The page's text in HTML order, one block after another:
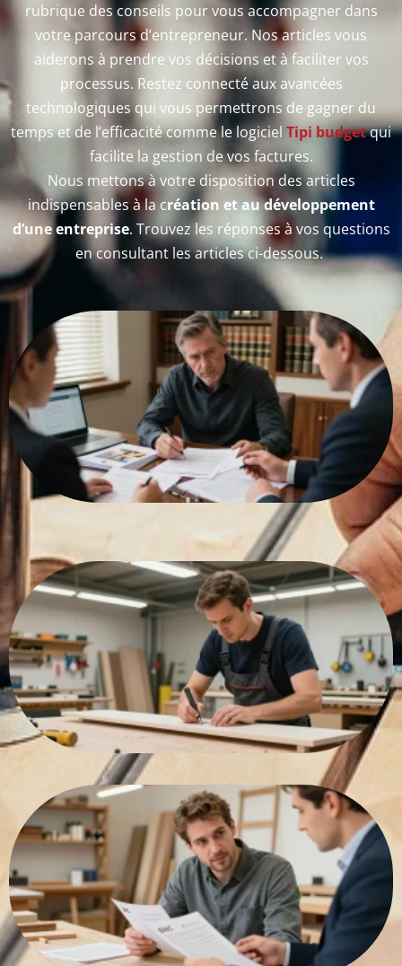
rubrique des conseils pour vous accompagner dans
votre parcours d’entrepreneur. Nos articles vous
aiderons à prendre vos décisions et à faciliter vos
processus. Restez connecté aux avancées
technologiques qui vous permettrons de gagner du
temps et de l’efficacité comme le logiciel Tipi budgetqui
facilite la gestion de vos factures.
Nous mettons à votre disposition des articles
indispensables à la création et au développement
d’une entreprise. Trouvez les réponses à vos questions
en consultant les articles ci-dessous.